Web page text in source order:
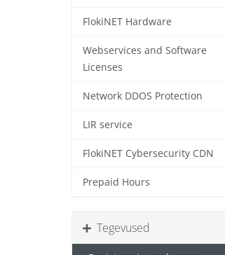
FlokiNET Hardware
Webservices and Software
Licenses
Network DDOS Protection
LIR service
FlokiNET Cybersecurity CDN
Prepaid Hours
Tegevused